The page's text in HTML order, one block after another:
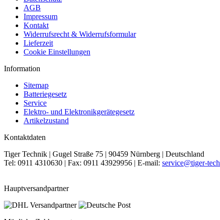
AGB
Impressum
Kontakt
Widerrufsrecht & Widerrufsformular
Lieferzeit
Cookie Einstellungen
Information
Sitemap
Batteriegesetz
Service
Elektro- und Elektronikgerätegesetz
Artikelzustand
Kontaktdaten
Tiger Technik | Gugel Straße 75 | 90459 Nürnberg | Deutschland
Tel: 0911 4310630 | Fax: 0911 43929956 | E-mail: service@tiger-
Hauptversandpartner